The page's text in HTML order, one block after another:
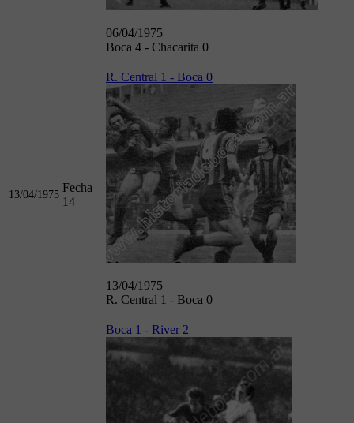
06/04/1975
Boca 4 - Chacarita 0
13/04/1975
Fecha
14
R. Central 1 - Boca 0
13/04/1975
R. Central 1 - Boca 0
Boca 1 - River 2